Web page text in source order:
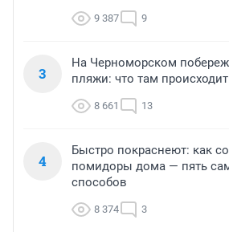
9 387 9
3
На Черноморском
пляжи: что там происходит
8 661 13
4
Быстро покраснеют: как
помидоры дома — пять
способов
8 374 3